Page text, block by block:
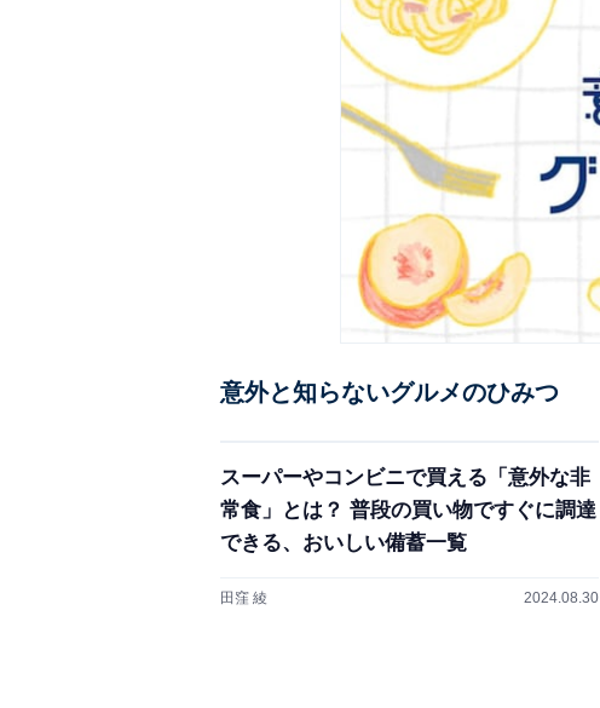
意外と知らないグルメのひみつ
スーパーやコンビニで買える「意外な非
常食」とは？ 普段の買い物ですぐに調達
できる、おいしい備蓄一覧
田窪 綾 2024.08.30